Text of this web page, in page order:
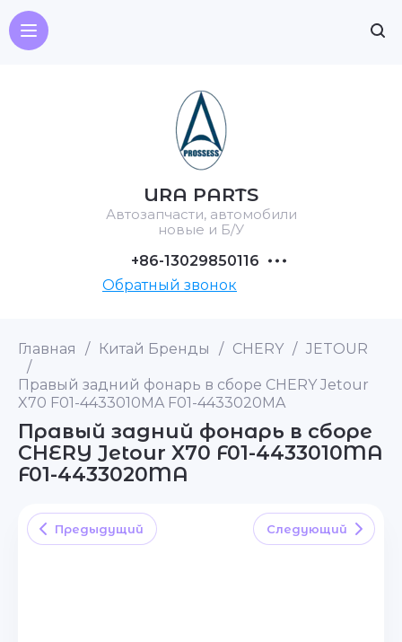
URA PARTS
Автозапчасти, автомобили
новые и Б/У
+86-13029850116
Обратный звонок
Главная / Китай Бренды / CHERY / JETOUR
/
Правый задний фонарь в сборе CHERY Jetour
X70 F01-4433010MA F01-4433020MA
Правый задний фонарь в сборе
CHERY Jetour X70 F01-4433010MA
F01-4433020MA
Предыдущий Следующий